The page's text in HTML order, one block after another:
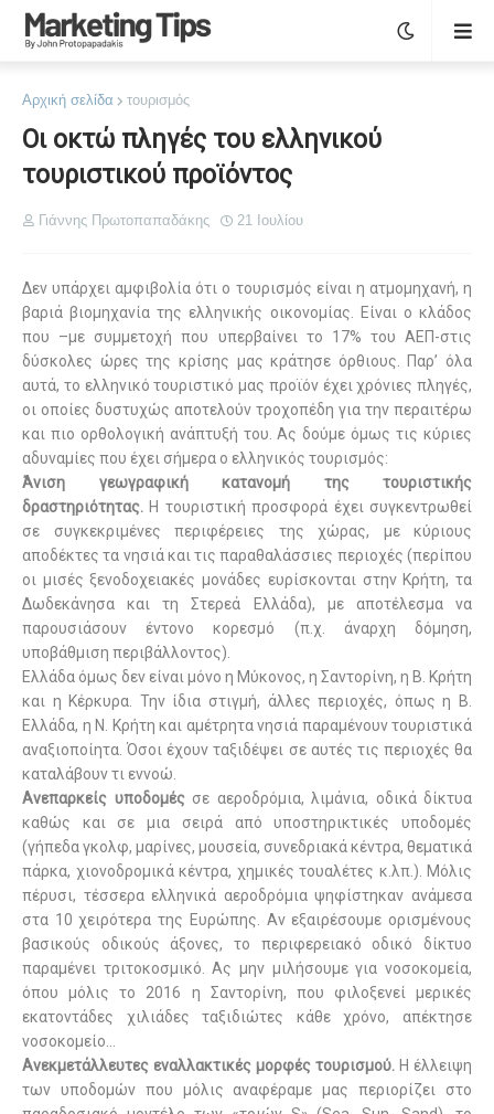
Αρχική σελίδα τουρισμός
Οι οκτώ πληγές του ελληνικού
τουριστικού προϊόντος
Γιάννης Πρωτοπαπαδάκης 21 Ιουλίου
Δεν υπάρχει αμφιβολία ότι ο τουρισμός είναι η ατμομηχανή, η
βαριά βιομηχανία της ελληνικής οικονομίας. Είναι ο κλάδος
που –με συμμετοχή που υπερβαίνει το 17% του ΑΕΠ-στις
δύσκολες ώρες της κρίσης μας κράτησε όρθιους. Παρ’ όλα
αυτά, το ελληνικό τουριστικό μας προϊόν έχει χρόνιες πληγές,
οι οποίες δυστυχώς αποτελούν τροχοπέδη για την περαιτέρω
και πιο ορθολογική ανάπτυξή του. Ας δούμε όμως τις κύριες
αδυναμίες που έχει σήμερα ο ελληνικός τουρισμός:
Άνιση γεωγραφική κατανομή της τουριστικής
δραστηριότητας. Η τουριστική προσφορά έχει συγκεντρωθεί
σε συγκεκριμένες περιφέρειες της χώρας, με κύριους
αποδέκτες τα νησιά και τις παραθαλάσσιες περιοχές (περίπου
οι μισές ξενοδοχειακές μονάδες ευρίσκονται στην Κρήτη, τα
Δωδεκάνησα και τη Στερεά Ελλάδα), με αποτέλεσμα να
παρουσιάσουν έντονο κορεσμό (π.χ. άναρχη δόμηση,
υποβάθμιση περιβάλλοντος).
Ελλάδα όμως δεν είναι μόνο η Μύκονος, η Σαντορίνη, η Β. Κρήτη
και η Κέρκυρα. Την ίδια στιγμή, άλλες περιοχές, όπως η Β.
Ελλάδα, η Ν. Κρήτη και αμέτρητα νησιά παραμένουν τουριστικά
αναξιοποίητα. Όσοι έχουν ταξιδέψει σε αυτές τις περιοχές θα
καταλάβουν τι εννοώ.
Ανεπαρκείς υποδομές σε αεροδρόμια, λιμάνια, οδικά δίκτυα
καθώς και σε μια σειρά από υποστηρικτικές υποδομές
(γήπεδα γκολφ, μαρίνες, μουσεία, συνεδριακά κέντρα, θεματικά
πάρκα, χιονοδρομικά κέντρα, χημικές τουαλέτες κ.λπ.). Μόλις
πέρυσι, τέσσερα ελληνικά αεροδρόμια ψηφίστηκαν ανάμεσα
στα 10 χειρότερα της Ευρώπης. Αν εξαιρέσουμε ορισμένους
βασικούς οδικούς άξονες, το περιφερειακό οδικό δίκτυο
παραμένει τριτοκοσμικό. Ας μην μιλήσουμε για νοσοκομεία,
όπου μόλις το 2016 η Σαντορίνη, που φιλοξενεί μερικές
εκατοντάδες χιλιάδες ταξιδιώτες κάθε χρόνο, απέκτησε
νοσοκομείο…
Ανεκμετάλλευτες εναλλακτικές μορφές τουρισμού. Η έλλειψη
των υποδομών που μόλις αναφέραμε μας περιορίζει στο